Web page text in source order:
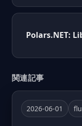
Polars.NET:
関連記事
2026-06-01